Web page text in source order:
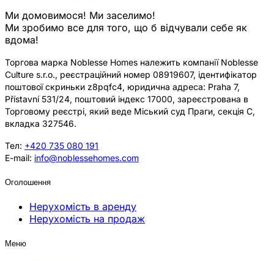
Ми домовимося! Ми заселимо!
Ми зробимо все для того, що б відчували себе як
вдома!
Торгова марка Noblesse Homes належить компанії Noblesse
Culture s.r.o., реєстраційний номер 08919607, ідентифікатор
поштової скриньки z8pqfc4, юридична адреса: Praha 7,
Přístavní 531/24, поштовий індекс 17000, зареєстрована в
Торговому реєстрі, який веде Міський суд Праги, секція C,
вкладка 327546.
Тел: +420 735 080 191
E-mail: info@noblessehomes.com
Оголошення
Нерухомість в аренду
Нерухомість на продаж
Меню